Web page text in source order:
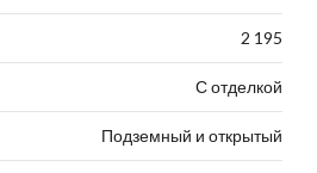
2 195
С отделкой
Подземный и открытый